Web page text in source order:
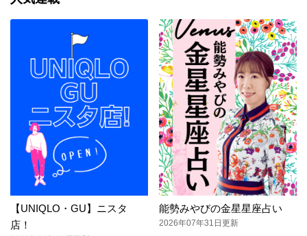
【UNIQLO・GU】ニスタ
店！
能勢みやびの金星星座占い
2026年07年31日更新